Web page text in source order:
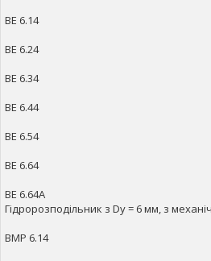
ВЕ 6.14
ВЕ 6.24
ВЕ 6.34
ВЕ 6.44
ВЕ 6.54
ВЕ 6.64
ВЕ 6.64А
Гідророзподільник з Dy = 6 мм, з
ВМР 6.14